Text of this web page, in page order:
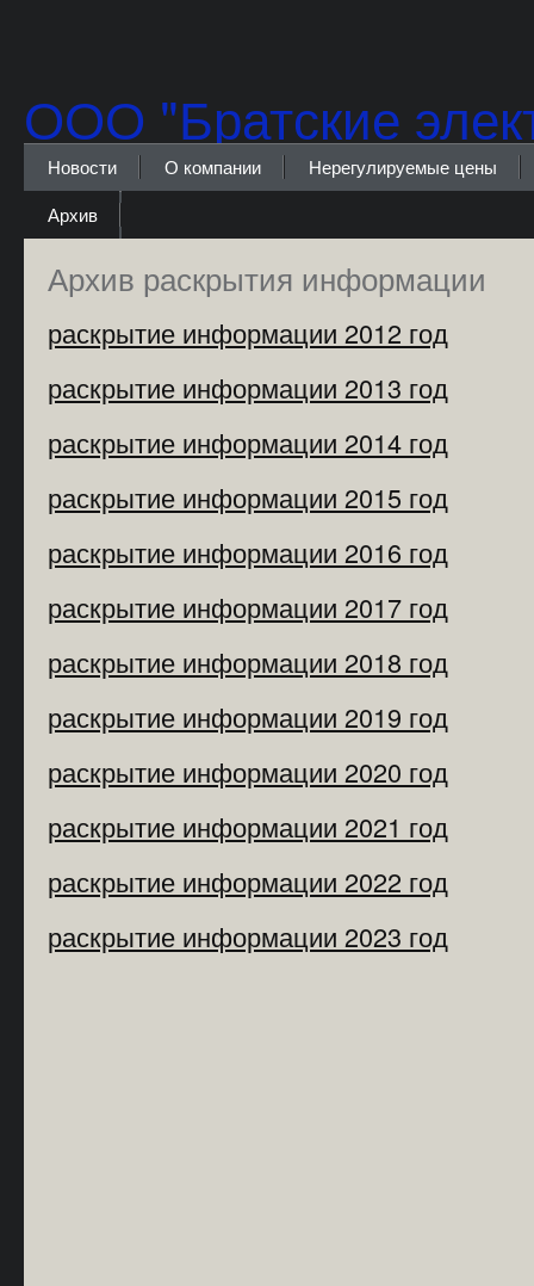
ООО "Братские
ООО "Братские электрические сети"
Новости О компании
Нерегулируемые цены
Архив
Архив раскрытия информации
раскрытие информации 2012 год
раскрытие информации 2013 год
раскрытие информации 2014 год
раскрытие информации 2015 год
раскрытие информации 2016 год
раскрытие информации 2017 год
раскрытие информации 2018 год
раскрытие информации 2019 год
раскрытие информации 2020 год
раскрытие информации 2021 год
раскрытие информации 2022 год
раскрытие информации 2023 год